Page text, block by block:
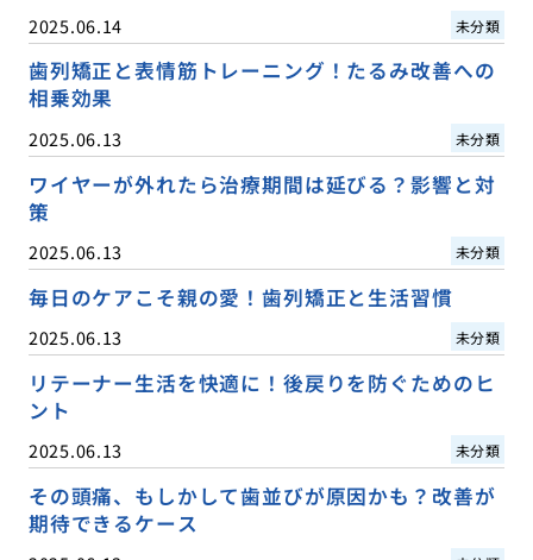
2025.06.14 未分類
歯列矯正と表情筋トレーニング！たるみ改善への
相乗効果
2025.06.13 未分類
ワイヤーが外れたら治療期間は延びる？影響と対
策
2025.06.13 未分類
毎日のケアこそ親の愛！歯列矯正と生活習慣
2025.06.13 未分類
リテーナー生活を快適に！後戻りを防ぐためのヒ
ント
2025.06.13 未分類
その頭痛、もしかして歯並びが原因かも？改善が
期待できるケース